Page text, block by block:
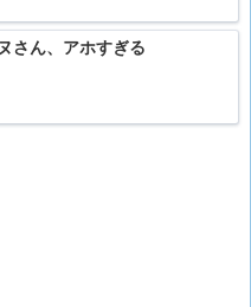
さん、アホすぎる